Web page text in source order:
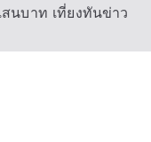
นบาท เที่ยงทันข่าว